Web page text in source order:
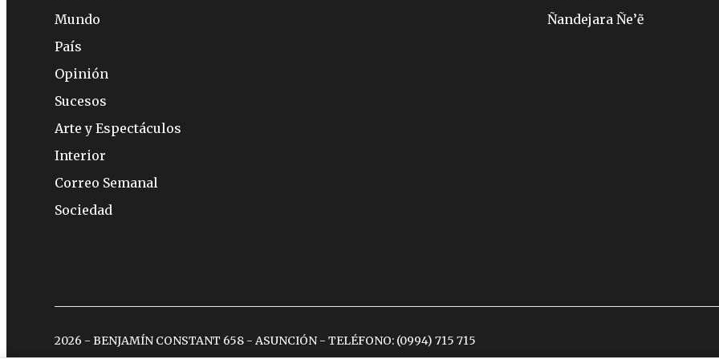
Mundo
País
Opinión
Sucesos
Arte y Espectáculos
Interior
Correo Semanal
Sociedad
Ñandejara Ñe’ẽ
2026 - BENJAMÍN CONSTANT 658 - ASUNCIÓN - TELÉFONO: (0994) 715 715